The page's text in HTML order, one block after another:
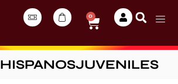
0
HISPANOSJUVENILES